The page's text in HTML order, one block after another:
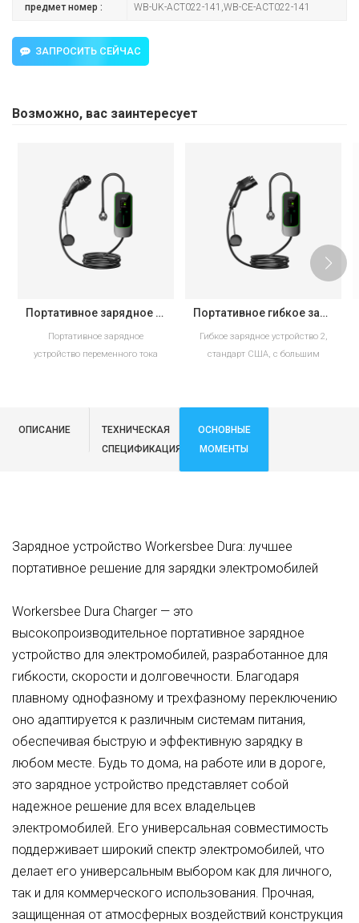
предмет номер : WB-UK-ACT022-141,WB-CE-ACT022-141
ЗАПРОСИТЬ СЕЙЧАС
Возможно, вас заинтересует
Портативное зарядное устройство для электромобилей Workersbee IEC 62196 Type 2 с регулируемым током.
Портативное зарядное
устройство переменного тока
регулируемыми настройками
тока. Доступны версии на 6–16
ЧИТАТЬ ДАЛЕЕ
Портативное гибкое зарядное устройство Sae j17722 с сертификацией ETL для домашнего использования
Гибкое зарядное устройство 2,
стандарт США, с большим
ЧИТАТЬ ДАЛЕЕ
ОПИСАНИЕ
ТЕХНИЧЕСКАЯ
СПЕЦИФИКАЦИЯ
ОСНОВНЫЕ
МОМЕНТЫ
Зарядное устройство Workersbee Dura: лучшее
портативное решение для зарядки электромобилей
Workersbee Dura Charger — это
высокопроизводительное портативное зарядное
устройство для электромобилей, разработанное для
гибкости, скорости и долговечности. Благодаря
плавному однофазному и трехфазному переключению
оно адаптируется к различным системам питания,
обеспечивая быструю и эффективную зарядку в
любом месте. Будь то дома, на работе или в дороге,
это зарядное устройство представляет собой
надежное решение для всех владельцев
электромобилей. Его универсальная совместимость
поддерживает широкий спектр электромобилей, что
делает его универсальным выбором как для личного,
так и для коммерческого использования. Прочная,
защищенная от атмосферных воздействий конструкция